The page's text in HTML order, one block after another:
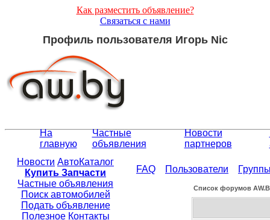
Как разместить объявление?
Связаться с нами
Профиль пользователя Игорь Nic
На
главную
Частные
объявления
Новости
партнеров
Новости АвтоКаталог
Купить Запчасти
Частные объявления
Поиск автомобилей
Подать объявление
Полезное Контакты
FAQ Пользователи
Список форумов